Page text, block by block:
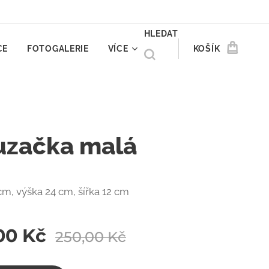
FOTOGALERIE VÍCE
HLEDAT
KOŠÍK
malá
výška 24 cm, šířka 12 cm
Kč 250,00Kč